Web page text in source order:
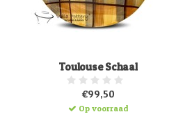
Toulouse Schaal
€99,50
Op voorraad